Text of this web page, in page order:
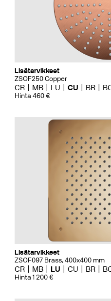
Lisätarvikkeet
ZSOF250 Copper
CR MB LU CU BR
Hinta 460 €
Lisätarvikkeet
ZSOF097 Brass, 400x400 mm
CR MB LU CU BR
Hinta 1 200 €